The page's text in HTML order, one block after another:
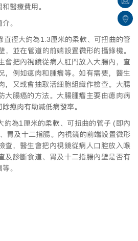
醫療費用。
。
直徑大約為1.3厘米的柔軟、可扭曲的管
，並在管道的前端設置微形的攝錄機。
會把內視鏡從病人肛門放入大腸內，查
，例如瘜肉和腫瘤等。如有需要，醫生
，又或會抽取活細胞組織作檢查。大腸
大腸癌的方法。大腸腫瘤主要由瘜肉病
瘜肉有助減低病發率。
約為1厘米的柔軟、可扭曲的管子 (即內
胃及十二指腸。內視鏡的前端設置微形
查，醫生會把內視鏡從病人口腔放入喉
及診斷食道、胃及十二指腸內壁是否有
。